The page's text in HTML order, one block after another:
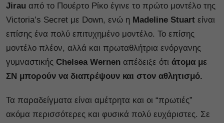
Jirau από το Πουέρτο Ρίκο έγινε το πρώτο μοντέλο της
Victoria’s Secret με Down, ενώ η Madeline Stuart είναι
επίσης ένα πολύ επιτυχημένο μοντέλο. Το επίσης
μοντέλο πλέον, αλλά και πρωταθλήτρια ενόργανης
γυμναστικής Chelsea Wernen απέδειξε ότι άτομα με
ΣΝ μπορούν να διαπρέψουν και στον αθλητισμό.
Τα παραδείγματα είναι αμέτρητα και οι “πρωτιές”
ακόμα περισσότερες και φυσικά πολύ ευχάριστες. Σε